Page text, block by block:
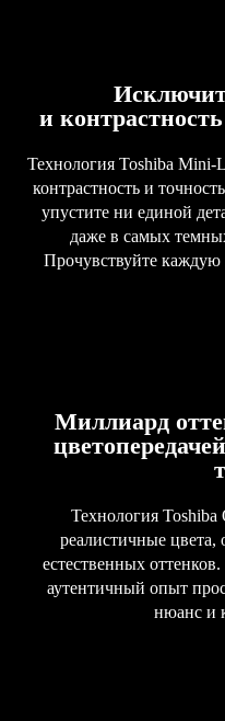
и
Технология Toshiba Mini-
контрастность и
упустите ни единой
даже в самых
Прочувствуйте каждую
Миллиард
Технология Toshiba
реалистичные цвета,
естественных
аутентичный опыт
нюанс и